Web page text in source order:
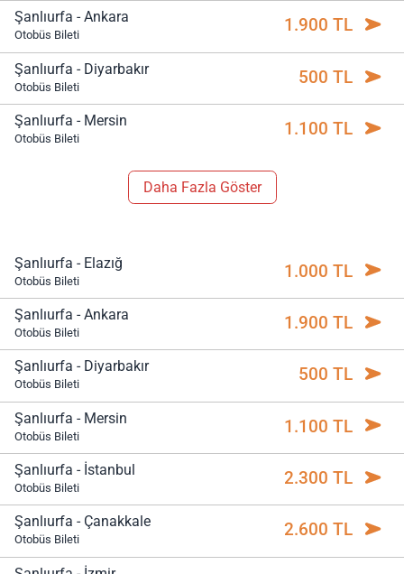
Şanlıurfa - Ankara
Otobüs Bileti 1.900 TL
Şanlıurfa - Diyarbakır
Otobüs Bileti 500 TL
Şanlıurfa - Mersin
Otobüs Bileti 1.100 TL
Daha Fazla Göster
Şanlıurfa - Elazığ
Otobüs Bileti 1.000 TL
Şanlıurfa - Ankara
Otobüs Bileti 1.900 TL
Şanlıurfa - Diyarbakır
Otobüs Bileti 500 TL
Şanlıurfa - Mersin
Otobüs Bileti 1.100 TL
Şanlıurfa - İstanbul
Otobüs Bileti 2.300 TL
Şanlıurfa - Çanakkale
Otobüs Bileti 2.600 TL